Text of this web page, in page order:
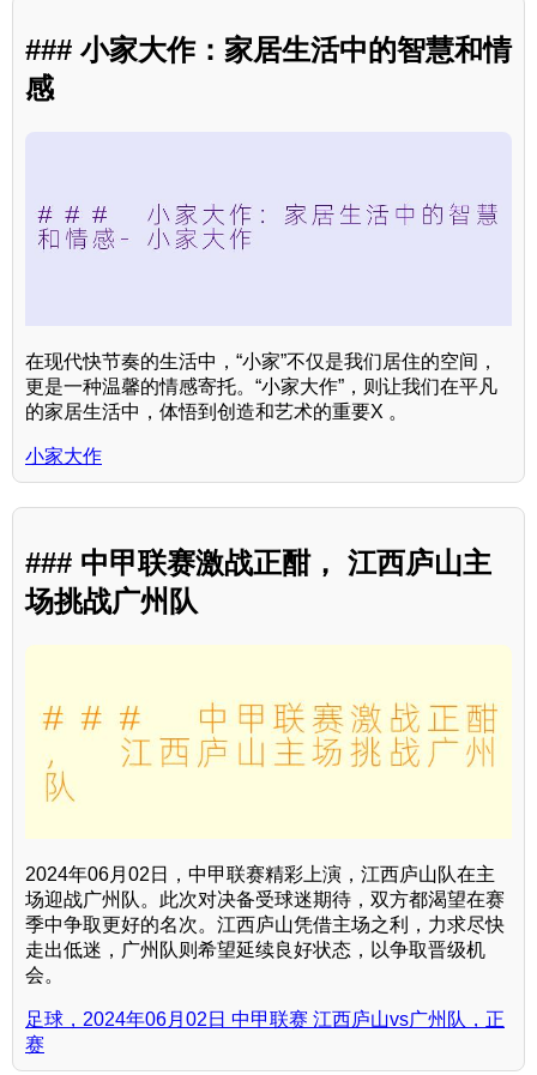
### 小家大作：家居生活中的智慧和情
感
在现代快节奏的生活中，“小家”不仅是我们居住的空间，
更是一种温馨的情感寄托。“小家大作”，则让我们在平凡
的家居生活中，体悟到创造和艺术的重要X 。
小家大作
### 中甲联赛激战正酣， 江西庐山主
场挑战广州队
2024年06月02日，中甲联赛精彩上演，江西庐山队在主
场迎战广州队。此次对决备受球迷期待，双方都渴望在赛
季中争取更好的名次。江西庐山凭借主场之利，力求尽快
走出低迷，广州队则希望延续良好状态，以争取晋级机
会。
足球，2024年06月02日 中甲联赛 江西庐山vs广州队，正
赛